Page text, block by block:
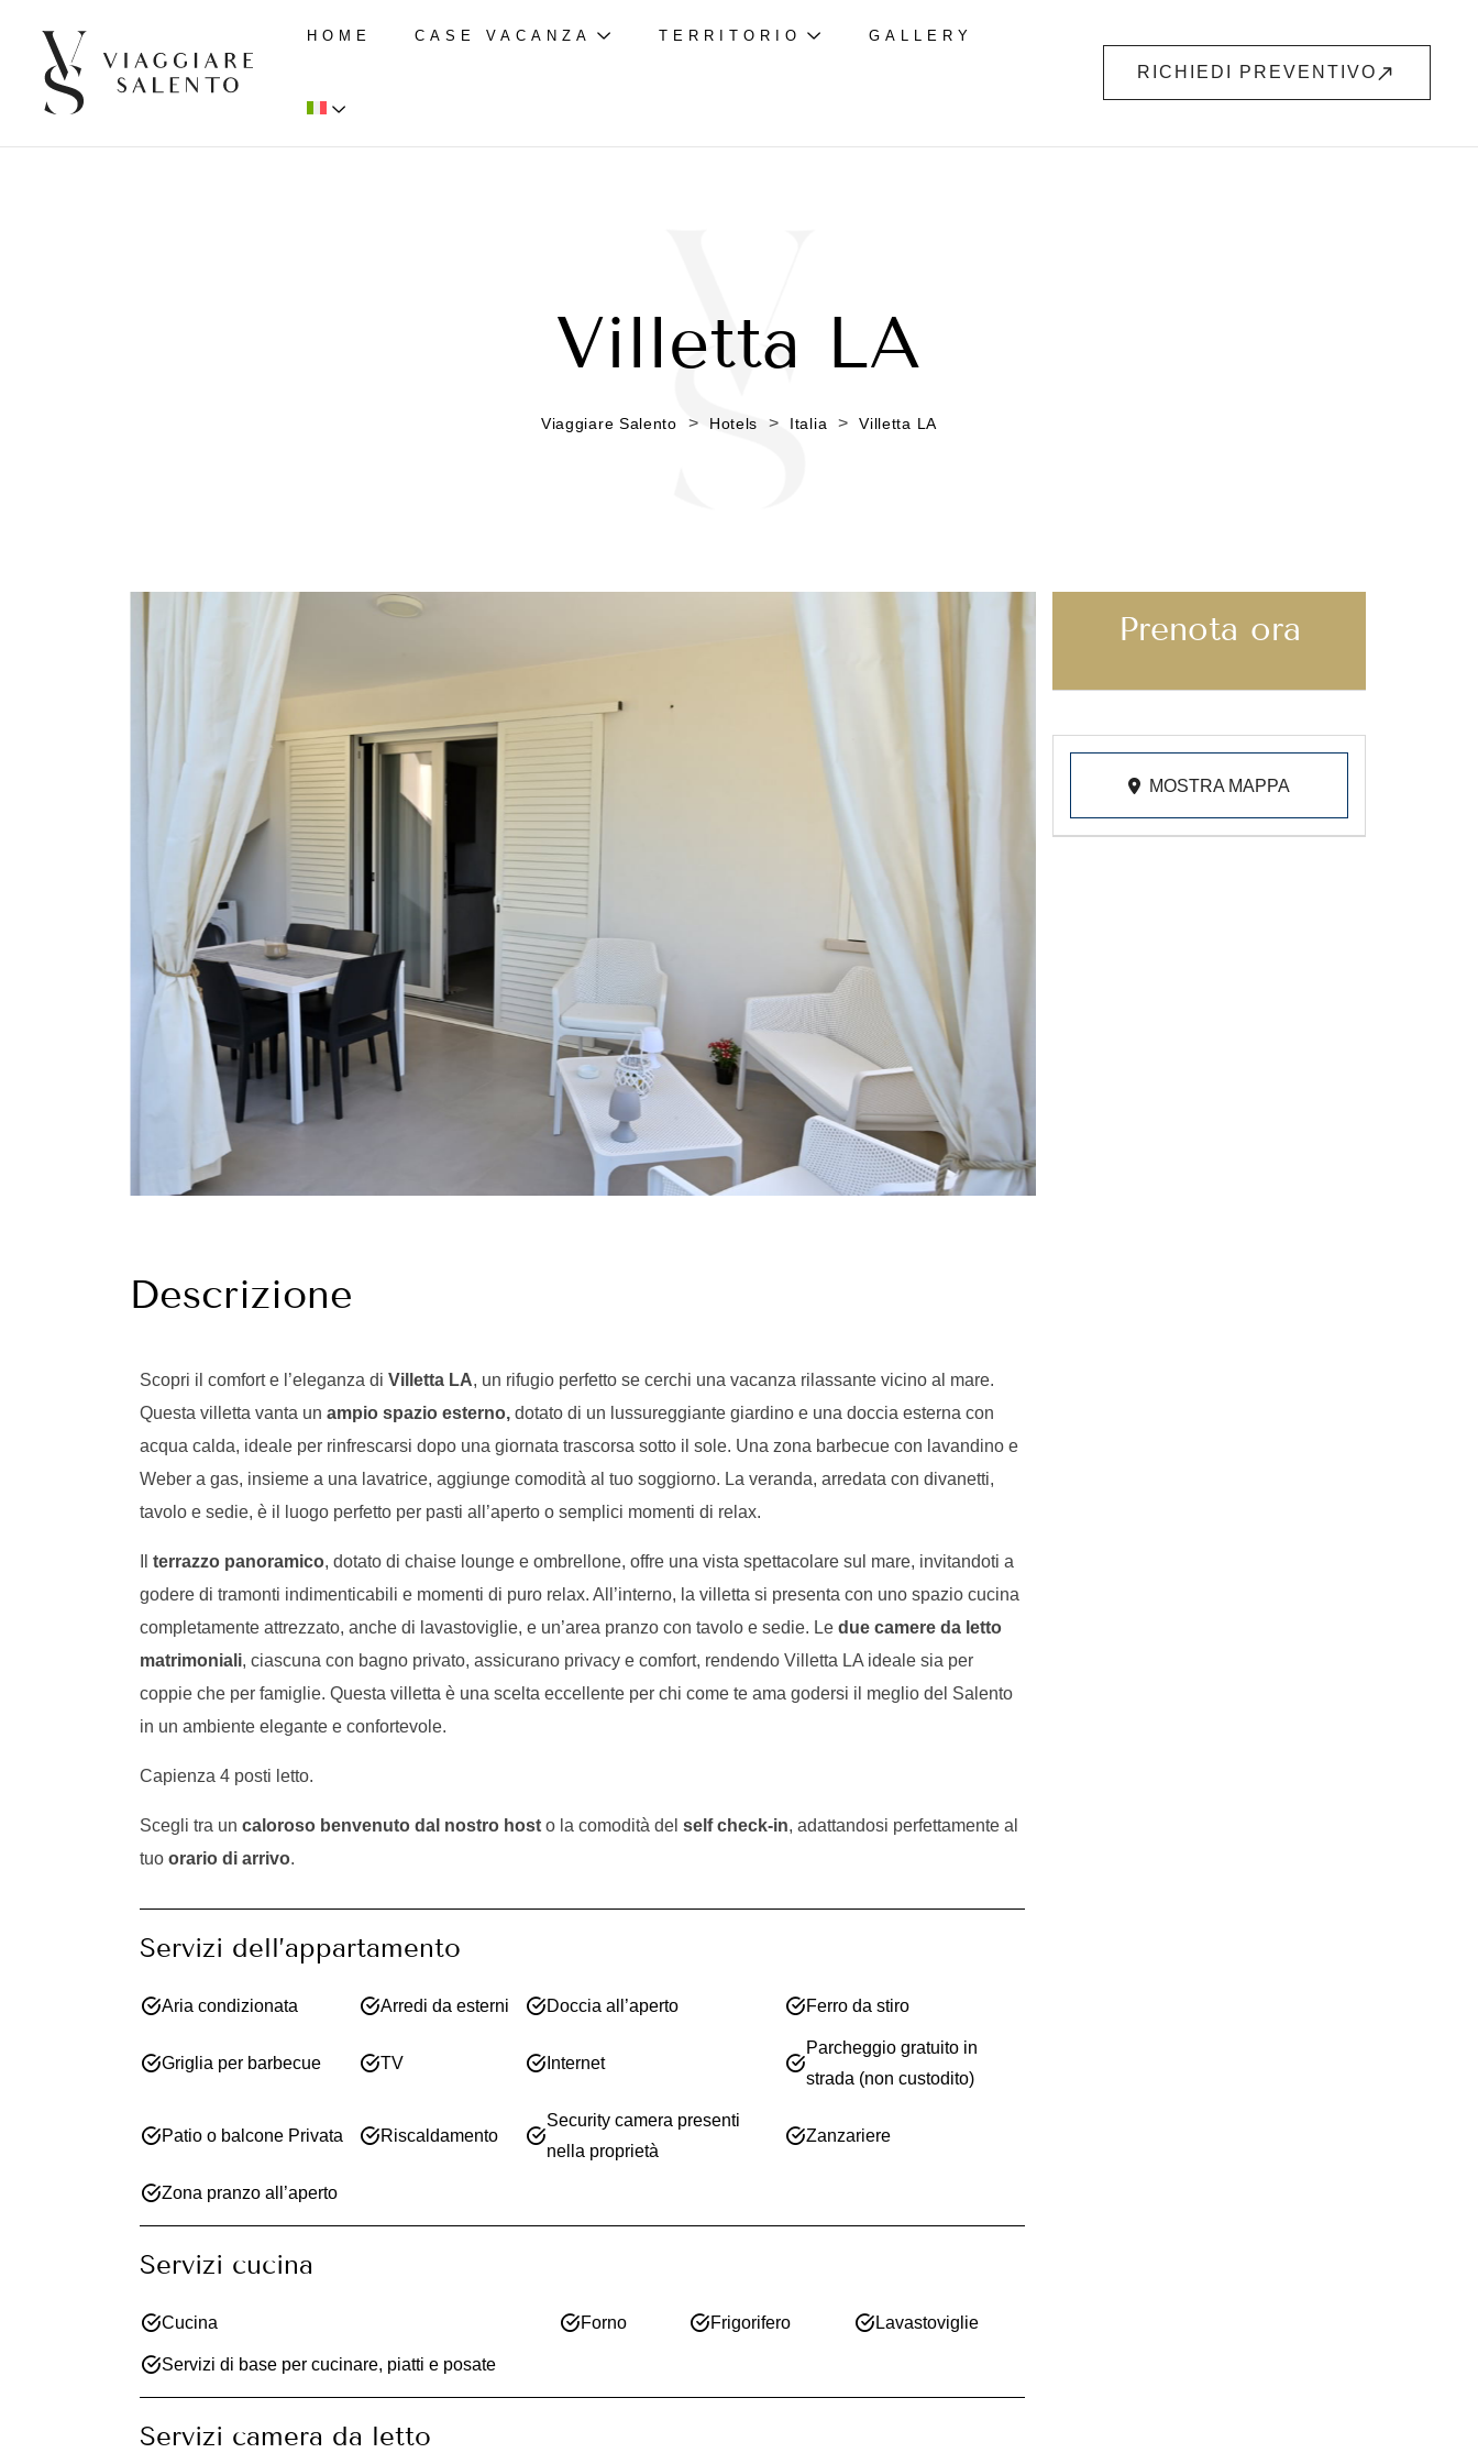
HOME CASE VACANZA TERRITORIO GALLERY
RICHIEDI PREVENTIVO
Villetta LA
Viaggiare Salento > Hotels > Italia > Villetta LA
Descrizione
Scopri il comfort e l’eleganza di Villetta LA, un rifugio perfetto se cerchi una vacanza rilassante vicino al mare.
Questa villetta vanta un ampio spazio esterno, dotato di un lussureggiante giardino e una doccia esterna con
acqua calda, ideale per rinfrescarsi dopo una giornata trascorsa sotto il sole. Una zona barbecue con lavandino e
Weber a gas, insieme a una lavatrice, aggiunge comodità al tuo soggiorno. La veranda, arredata con divanetti,
tavolo e sedie, è il luogo perfetto per pasti all’aperto o semplici momenti di relax.
terrazzo panoramico, dotato di chaise lounge e ombrellone, offre una vista spettacolare sul mare, invitandoti a
godere di tramonti indimenticabili e momenti di puro relax. All’interno, la villetta si presenta con uno spazio cucina
completamente attrezzato, anche di lavastoviglie, e un’area pranzo con tavolo e sedie. Le due camere da letto
matrimoniali, ciascuna con bagno privato, assicurano privacy e comfort, rendendo Villetta LA ideale sia per
coppie che per famiglie. Questa villetta è una scelta eccellente per chi come te ama godersi il meglio del Salento
in un ambiente elegante e confortevole.
Capienza 4 posti letto.
Scegli tra un caloroso benvenuto dal nostro host o la comodità del self check-in, adattandosi perfettamente al
tuo orario di arrivo.
Servizi dell’appartamento
Aria condizionata Arredi da esterni Doccia all’aperto Ferro da stiro
Griglia per barbecue TV Internet
Parcheggio gratuito in
strada (non custodito)
Patio o balcone Privata Riscaldamento
Security camera presenti
nella proprietà
Zanzariere
Zona pranzo all’aperto
Servizi cucina
Cucina Forno Frigorifero Lavastoviglie
Servizi di base per cucinare, piatti e posate
Servizi camera da letto
Prenota ora
MOSTRA MAPPA